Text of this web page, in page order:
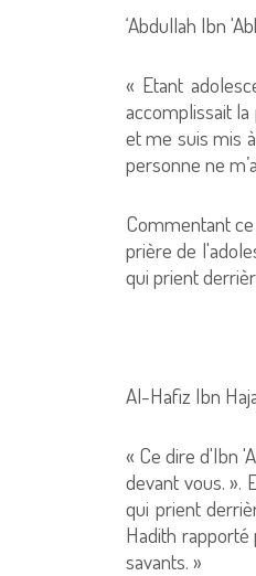
‘Abdullah Ibn
« Etant
accomplissait la
et me suis mis
personne ne
Commentant
prière de
qui prient
Al-Hafiz Ibn
« Ce dire d'Ibn
devant vous. ».
qui prient
Hadith
savants. »